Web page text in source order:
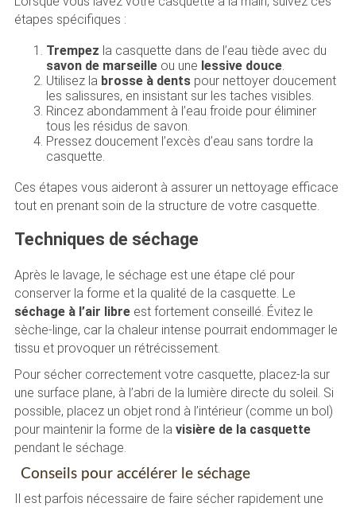
étapes spécifiques :
Trempez la casquette dans de l’eau tiède avec du
savon de marseilleou une lessive douce.
Utilisez la brosse à dentspour nettoyer doucement
les salissures, en insistant sur les taches visibles.
Rincez abondamment à l’eau froide pour éliminer
tous les résidus de savon.
Pressez doucement l’excès d’eau sans tordre la
casquette.
Ces étapes vous aideront à assurer un nettoyage efficace
tout en prenant soin de la structure de votre casquette.
Techniques de séchage
Après le lavage, le séchage est une étape clé pour
conserver la forme et la qualité de la casquette. Le
séchage à l’air libreest fortement conseillé. Évitez le
sèche-linge, car la chaleur intense pourrait endommager le
tissu et provoquer un rétrécissement.
Pour sécher correctement votre casquette, placez-la sur
une surface plane, à l’abri de la lumière directe du soleil. Si
possible, placez un objet rond à l’intérieur (comme un bol)
pour maintenir la forme de la visière de la casquette
pendant le séchage.
Conseils pour accélérer le séchage
Il est parfois nécessaire de faire sécher rapidement une